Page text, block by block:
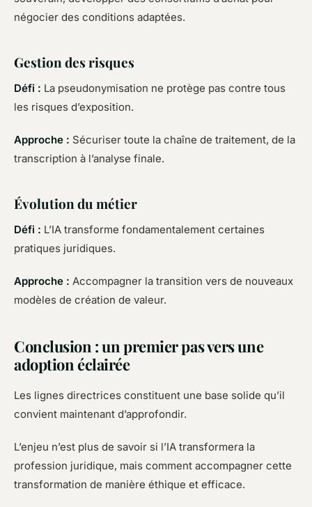
négocier des conditions adaptées.
Gestion des risques
Défi : La pseudonymisation ne protège pas contre tous
les risques d’exposition.
Approche : Sécuriser toute la chaîne de traitement, de la
transcription à l’analyse finale.
Évolution du métier
Défi : L’IA transforme fondamentalement certaines
pratiques juridiques.
Approche : Accompagner la transition vers de nouveaux
modèles de création de valeur.
Conclusion : un premier pas vers une
adoption éclairée
Les lignes directrices constituent une base solide qu’il
convient maintenant d’approfondir.
L’enjeu n’est plus de savoir si l’IA transformera la
profession juridique, mais comment accompagner cette
transformation de manière éthique et efficace.